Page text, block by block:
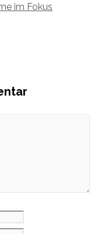
im Fokus